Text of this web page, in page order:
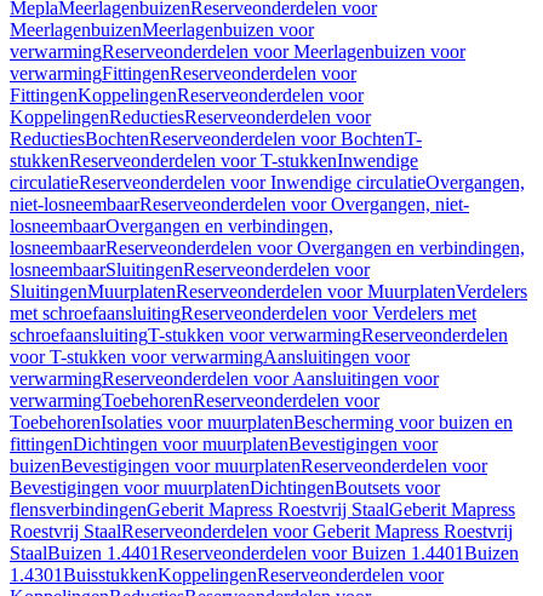
MeplaMeerlagenbuizenReserveonderdelen voor
MeerlagenbuizenMeerlagenbuizen voor
verwarmingReserveonderdelen voor Meerlagenbuizen voor
verwarmingFittingenReserveonderdelen voor
FittingenKoppelingenReserveonderdelen voor
KoppelingenReductiesReserveonderdelen voor
ReductiesBochtenReserveonderdelen voor BochtenT-
stukkenReserveonderdelen voor T-stukkenInwendige
circulatieReserveonderdelen voor Inwendige circulatieOvergangen,
niet-losneembaarReserveonderdelen voor Overgangen, niet-
losneembaarOvergangen en verbindingen,
losneembaarReserveonderdelen voor Overgangen en verbindingen,
losneembaarSluitingenReserveonderdelen voor
SluitingenMuurplatenReserveonderdelen voor MuurplatenVerdelers
met schroefaansluitingReserveonderdelen voor Verdelers met
schroefaansluitingT-stukken voor verwarmingReserveonderdelen
voor T-stukken voor verwarmingAansluitingen voor
verwarmingReserveonderdelen voor Aansluitingen voor
verwarmingToebehorenReserveonderdelen voor
ToebehorenIsolaties voor muurplatenBescherming voor buizen en
fittingenDichtingen voor muurplatenBevestigingen voor
buizenBevestigingen voor muurplatenReserveonderdelen voor
Bevestigingen voor muurplatenDichtingenBoutsets voor
flensverbindingenGeberit Mapress Roestvrij StaalGeberit Mapress
Roestvrij StaalReserveonderdelen voor Geberit Mapress Roestvrij
StaalBuizen 1.4401Reserveonderdelen voor Buizen 1.4401Buizen
1.4301BuisstukkenKoppelingenReserveonderdelen voor